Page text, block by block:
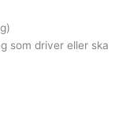
som driver eller ska